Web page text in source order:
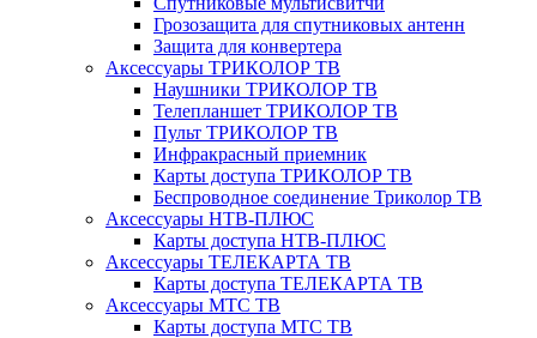
Грозозащита для спутниковых антенн
Защита для конвертера
Аксессуары ТРИКОЛОР ТВ
Наушники ТРИКОЛОР ТВ
Телепланшет ТРИКОЛОР ТВ
Пульт ТРИКОЛОР ТВ
Инфракрасный приемник
Карты доступа ТРИКОЛОР ТВ
Беспроводное соединение Триколор ТВ
Аксессуары НТВ-ПЛЮС
Карты доступа НТВ-ПЛЮС
Аксессуары ТЕЛЕКАРТА ТВ
Карты доступа ТЕЛЕКАРТА ТВ
Аксессуары МТС ТВ
Карты доступа МТС ТВ